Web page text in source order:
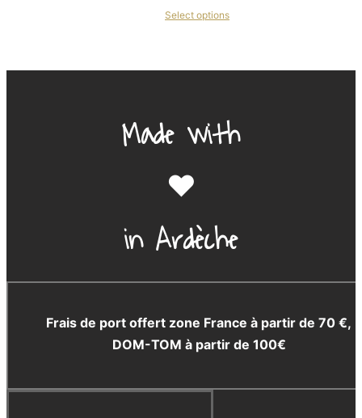
Select options
Made with
❤️
in Ardèche
Frais de port offert zone France à partir de 70 €,
DOM-TOM à partir de 100€